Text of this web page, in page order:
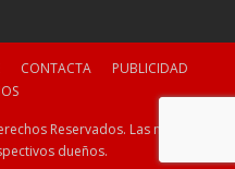
CONTACTA
PUBLICIDAD
Reservados. Las marcas y
dueños.